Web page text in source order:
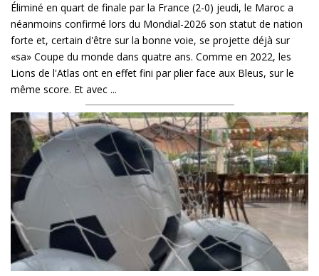
Éliminé en quart de finale par la France (2-0) jeudi, le Maroc a
néanmoins confirmé lors du Mondial-2026 son statut de nation
forte et, certain d'être sur la bonne voie, se projette déjà sur
«sa» Coupe du monde dans quatre ans. Comme en 2022, les
Lions de l'Atlas ont en effet fini par plier face aux Bleus, sur le
même score. Et avec ...